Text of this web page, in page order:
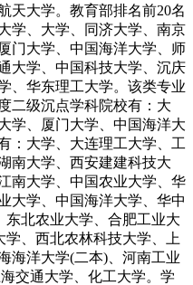
天大学。教育部排名前20名
学、大学、同济大学、南京
门大学、中国海洋大学、师
大学、中国科技大学、沉庆
、华东理工大学。该类专业
二级沉点学科院校有：大
学、厦门大学、中国海洋大
：大学、大连理工大学、工
南大学、西安建建科技大
南大学、中国农业大学、华
大学、中国海洋大学、华中
北农业大学、合肥工业大
、西北农林科技大学、上
海洋大学(二本)、河南工业
交通大学、化工大学。学